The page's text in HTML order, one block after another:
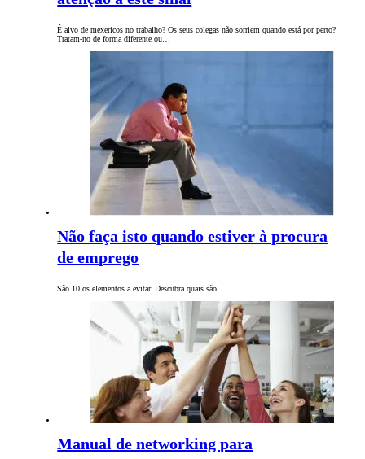
É alvo de mexericos no trabalho? Os seus colegas não sorriem quando está por perto?
Tratam-no de forma diferente ou…
Não faça isto quando estiver à procura
de emprego
São 10 os elementos a evitar. Descubra quais são.
Manual de networking para